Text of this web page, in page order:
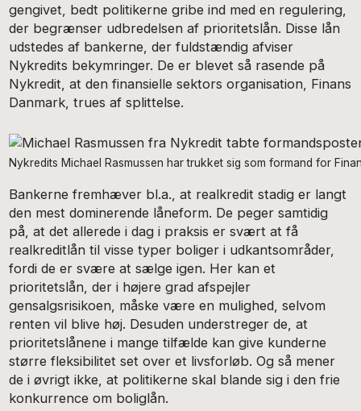
gengivet, bedt politikerne gribe ind med en regulering,
der begrænser udbredelsen af prioritetslån. Disse lån
udstedes af bankerne, der fuldstændig afviser
Nykredits bekymringer. De er blevet så rasende på
Nykredit, at den finansielle sektors organisation, Finans
Danmark, trues af splittelse.
Nykredits Michael Rasmussen har trukket sig som formand for
Bankerne fremhæver bl.a., at realkredit stadig er langt
den mest dominerende låneform. De peger samtidig
på, at det allerede i dag i praksis er svært at få
realkreditlån til visse typer boliger i udkantsområder,
fordi de er svære at sælge igen. Her kan et
prioritetslån, der i højere grad afspejler
gensalgsrisikoen, måske være en mulighed, selvom
renten vil blive høj. Desuden understreger de, at
prioritetslånene i mange tilfælde kan give kunderne
større fleksibilitet set over et livsforløb. Og så mener
de i øvrigt ikke, at politikerne skal blande sig i den frie
konkurrence om boliglån.